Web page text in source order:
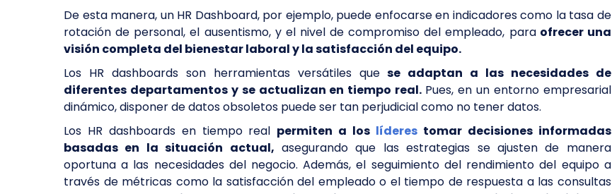
De esta manera, un HR Dashboard, por ejemplo, puede enfocarse en indicadores como la tasa de
rotación de personal, el ausentismo, y el nivel de compromiso del empleado, paraofrecer una
visión completa del bienestar laboral y la satisfacción del equipo.
Los HR dashboards son herramientas versátiles quese adaptan a las necesidades de
diferentes departamentos y se actualizan en tiempo real. Pues, en un entorno empresarial
dinámico, disponer de datos obsoletos puede ser tan perjudicial como no tener datos.
Los HR dashboards en tiempo real permiten a los líderes tomar decisiones informadas
basadas en la situación actual, asegurando que las estrategias se ajusten de manera
oportuna a las necesidades del negocio. Además, el seguimiento del rendimiento del equipo a
través de métricas como la satisfacción del empleado o el tiempo de respuesta a las consultas